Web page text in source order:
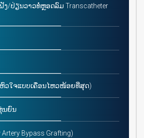
ຝັງ/ປ່ຽນວາວທໍ່ຫຼອດລົມ Transcatheter
ຫົວໃຈແບບເຄື່ອນໄຫວໜ້ອຍທີ່ສຸດ)
ນຍົນ
Artery Bypass Grafting)